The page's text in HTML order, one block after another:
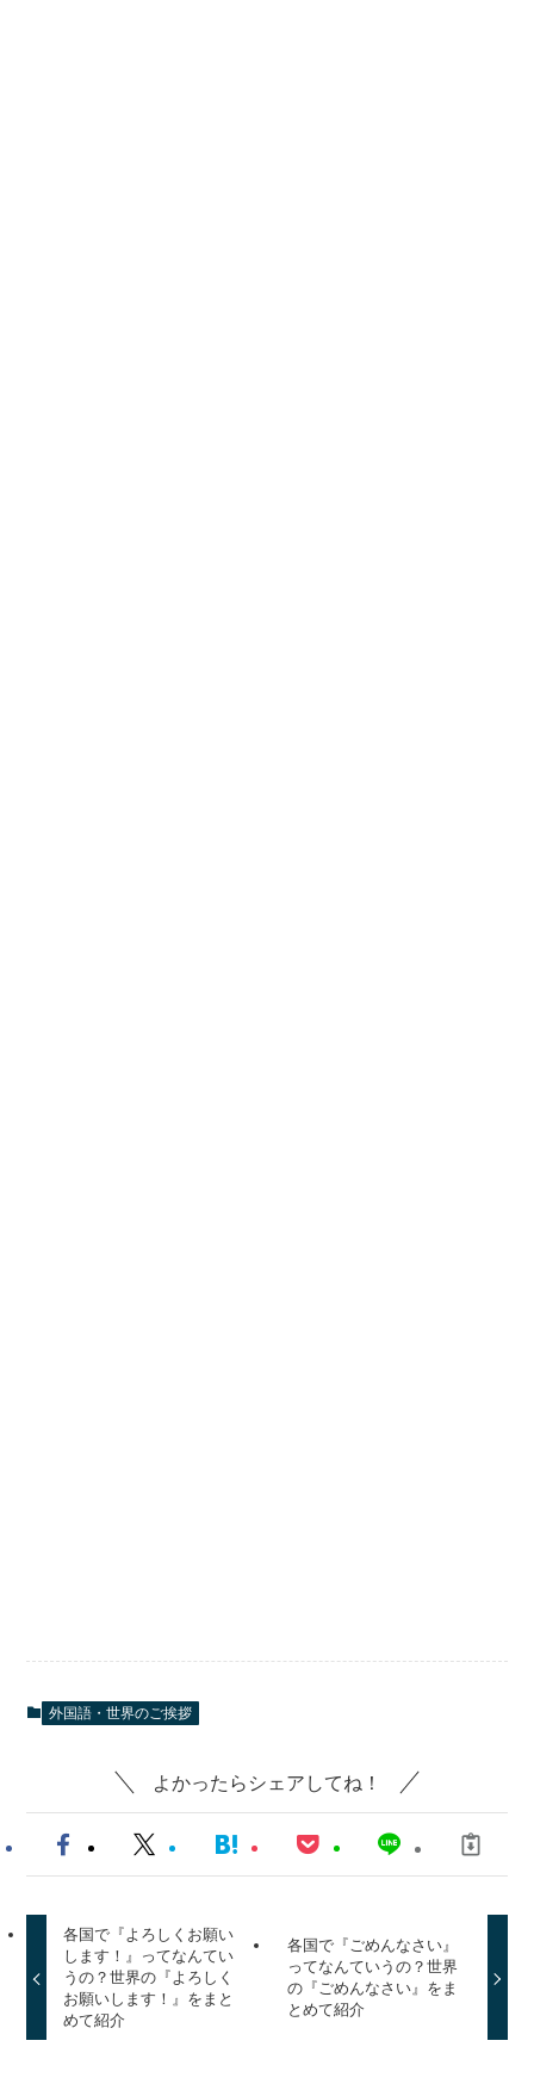
外国語・世界のご挨拶
よかったらシェアしてね！
各国で『よろしくお願い
します！』ってなんてい
うの？世界の『よろしく
お願いします！』をまと
めて紹介
各国で『ごめんなさい』
ってなんていうの？世界
の『ごめんなさい』をま
とめて紹介